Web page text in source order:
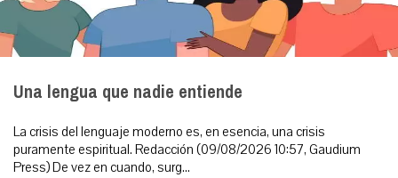
Una lengua que nadie entiende
La crisis del lenguaje moderno es, en esencia, una crisis
puramente espiritual. Redacción (09/08/2026 10:57, Gaudium
Press) De vez en cuando, surg...